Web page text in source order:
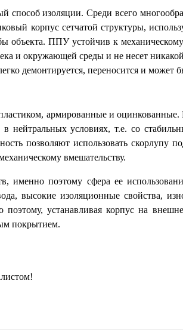
способ изоляции. Среди всего
корпус сетчатой структуры,
объекта. ППУ устойчив к
и окружающей среды и не несет
демонтируется, переносится и может
армированные и
нейтральных условиях, т.е. со
позволяют использовать
вмешательству.
именно поэтому сфера ее
высокие изоляционные свойства,
устанавливая корпус на
покрытием.